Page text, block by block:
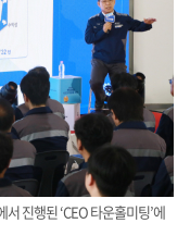
진행된 ‘CEO 타운홀미팅’에